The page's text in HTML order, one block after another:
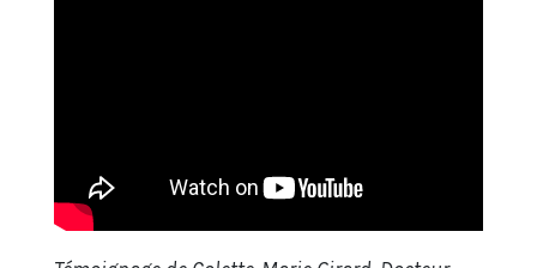
A venir